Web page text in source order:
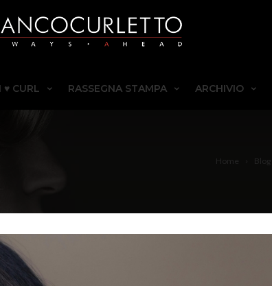
I ♥ CURL RASSEGNA STAMPA ARCHIVIO
Home Blog